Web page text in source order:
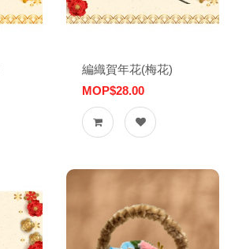
編織賀年花(梅花)
MOP$28.00